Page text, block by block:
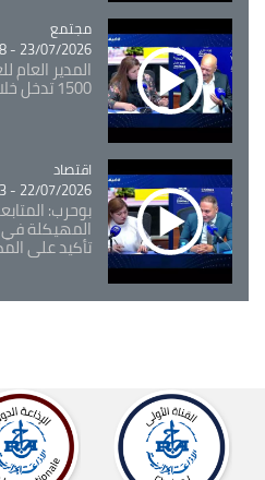
Catégorie
مجتمع
23/07/2026 - 10:18
1500 تدخل خلال الموسم الحالي
Catégorie
اقتصاد
22/07/2026 - 12:13
بوحرب:
المهيكلة في
تأكيد على